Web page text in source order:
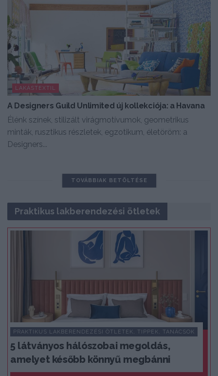
LAKÁSTEXTIL
A Designers Guild Unlimited új kollekciója: a Havana
Élénk színek, stilizált virágmotívumok, geometrikus
minták, rusztikus részletek, egzotikum, életöröm: a
Designers...
TOVÁBBIAK BETÖLTÉSE
Praktikus lakberendezési ötletek
PRAKTIKUS LAKBERENDEZÉSI ÖTLETEK, TIPPEK, TANÁCSOK
5 látványos hálószobai megoldás,
amelyet később könnyű megbánni